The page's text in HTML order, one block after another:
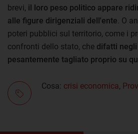
brevi, il loro peso politico appare
alle figure dirigenziali dell'ente . O
poteri pubblici sul territorio, come i
confronti dello stato, che difatti
pesantemente tagliato proprio su
Cosa: crisi economica,